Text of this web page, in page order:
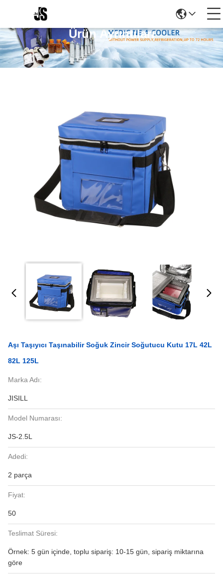
Ürün Ayrıntıları
Aşı Taşıyıcı Taşınabilir Soğuk Zincir Soğutucu Kutu 17L 42L
82L 125L
Marka Adı:
JISILL
Model Numarası:
JS-2.5L
Adedi:
2 parça
Fiyat:
50
Teslimat Süresi:
Örnek: 5 gün içinde, toplu sipariş: 10-15 gün, sipariş miktarına
göre